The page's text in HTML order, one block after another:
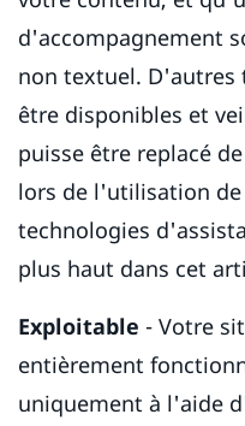
d'accompagnement
non textuel. D'autres
être disponibles et
puisse être replacé
lors de l'utilisation de
technologies
plus haut dans cet
Exploitable - Votre
entièrement
uniquement à l'aide